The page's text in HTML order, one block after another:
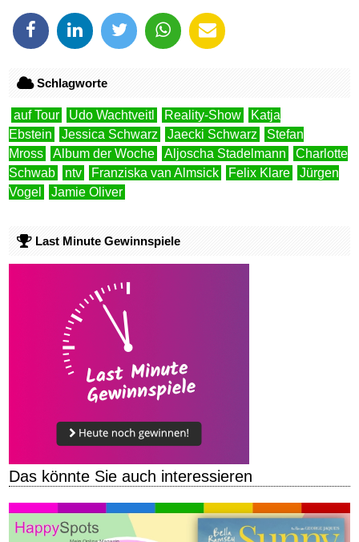
Schlagworte
auf Tour Udo Wachtveitl Reality-Show
Katja
Ebstein
Jessica Schwarz Jaecki Schwarz
Stefan
Mross
Album der Woche Aljoscha Stadelmann
Charlotte
Schwab
ntv Franziska van Almsick Felix Klare
Jürgen
Vogel
Jamie Oliver
Last Minute Gewinnspiele
Das könnte Sie auch interessieren